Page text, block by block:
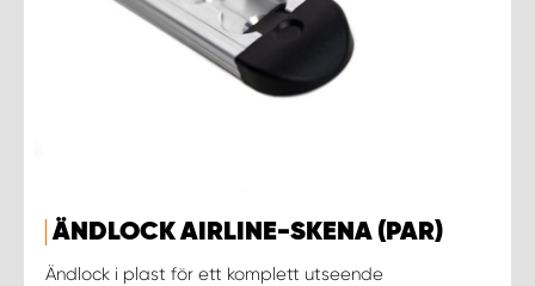
ÄNDLOCK AIRLINE-SKENA (PAR)
Ändlock i plast för ett komplett utseende